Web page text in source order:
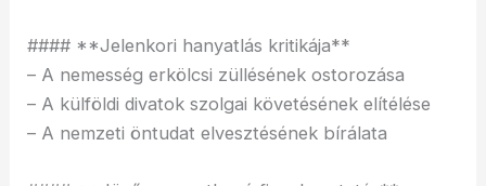
#### **Jelenkori hanyatlás kritikája**
– A nemesség erkölcsi züllésének ostorozása
– A külföldi divatok szolgai követésének elítélése
– A nemzeti öntudat elvesztésének bírálata